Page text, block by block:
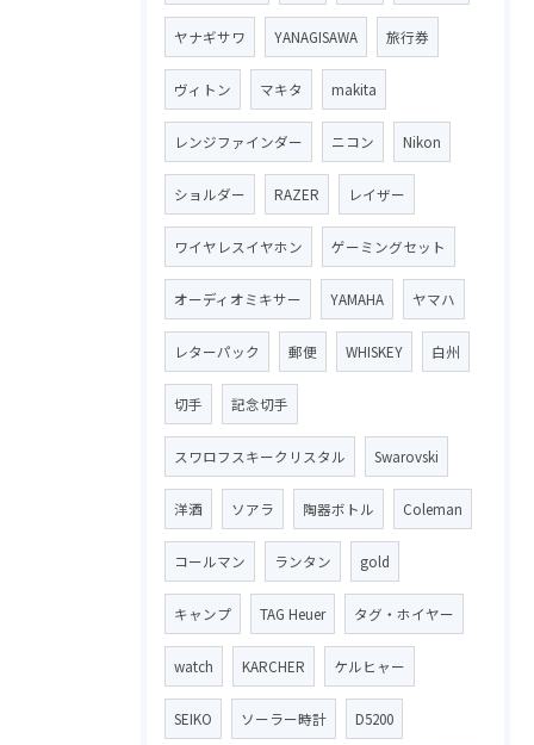
ヤナギサワ YANAGISAWA 旅行券
ヴィトン マキタ makita
レンジファインダー ニコン Nikon
ショルダー RAZER レイザー
ワイヤレスイヤホン ゲーミングセット
オーディオミキサー YAMAHA ヤマハ
レターパック 郵便 WHISKEY 白州
切手 記念切手
スワロフスキークリスタル Swarovski
洋酒 ソアラ 陶器ボトル Coleman
コールマン ランタン gold
キャンプ TAG Heuer タグ・ホイヤー
watch KARCHER ケルヒャー
SEIKO ソーラー時計 D5200